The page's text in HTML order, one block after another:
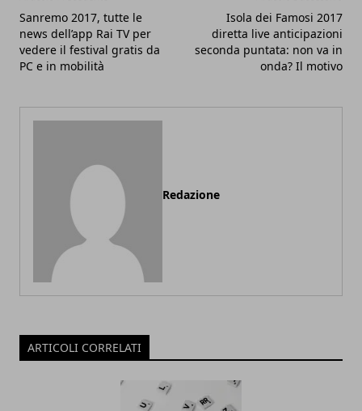
Sanremo 2017, tutte le
news dell’app Rai TV per
vedere il festival gratis da
PC e in mobilità
Isola dei Famosi 2017
diretta live anticipazioni
seconda puntata: non va in
onda? Il motivo
Redazione
ARTICOLI CORRELATI